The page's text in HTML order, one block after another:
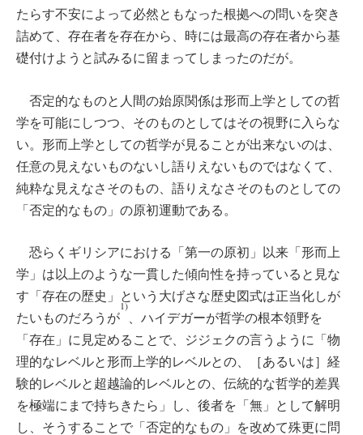
たらす不安によって必然ともなった根拠への問いを突き
詰めて、存在者を存在から、時には最高の存在者から基
礎付けようと試みるに留まってしまったのだが。
否定的なものと人間の始原関係は形而上学としての哲
学を可能にしつつ、そのものとしてはその視野に入らな
い。形而上学としての哲学が見ることが出来ないのは、
任意の見えないものないし語りえないものではなくて、
純粋な見えなさそのもの、語りえなさそのものとしての
「否定的なもの」の原初運動である。
恐らくギリシアにおける「第一の原初」以来「形而上
学」は以上のような一貫した傾向性を持っていると見な
す「存在の歴史」という大げさな歴史図式は正当化しが
たいものだろうが
1)
、ハイデガーが哲学の根本領野を
「存在」に見定めることで、ジジェクの言うように「物
理的なレベルと形而上学的レベルとの、［あるいは］経
験的レベルと超越論的レベルとの、伝統的な哲学的差異
を極端にまで持ちきたら」し、後者を「無」として解明
し、そうすることで「否定的なもの」を改めて殊更に問